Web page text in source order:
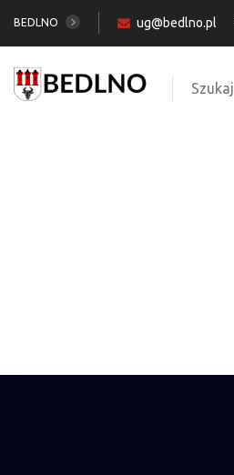
BEDLNO ug@bedlno.pl
Szukaj